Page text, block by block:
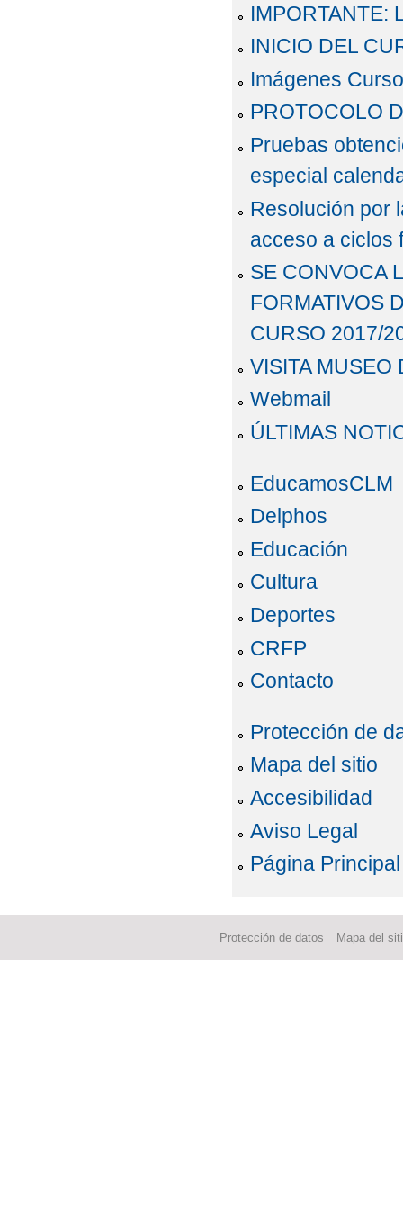
IMPORTANTE:
INICIO DEL
Imágenes
PROTOCOLO
Pruebas
especial
Resolución por
acceso a ciclos
SE CONVOCA
FORMATIVOS
CURSO 2017/
VISITA MUSEO
Webmail
ÚLTIMAS
EducamosCLM
Delphos
Educación
Cultura
Deportes
CRFP
Contacto
Protección de
Mapa del sitio
Accesibilidad
Aviso Legal
Página Principal
Protección de datos Mapa del